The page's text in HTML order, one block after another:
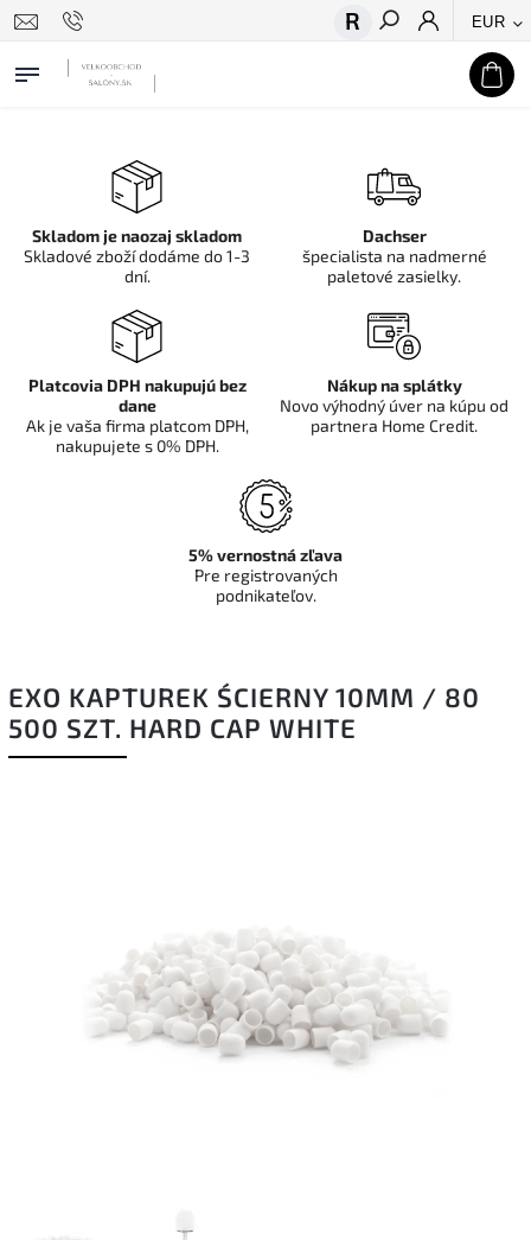
EUR
Hľadať
EXO KAPTUREK ŚCIERNY 10MM / 80
500 SZT. HARD CAP WHITE
Skladom je naozaj skladom
Skladové zboží dodáme do 1-3
dní.
Dachser
špecialista na nadmerné
paletové zasielky.
Platcovia DPH nakupujú bez
dane
Ak je vaša firma platcom DPH,
nakupujete s 0% DPH.
Nákup na splátky
Novo výhodný úver na kúpu od
partnera Home Credit.
5% vernostná zľava
Pre registrovaných
podnikateľov.